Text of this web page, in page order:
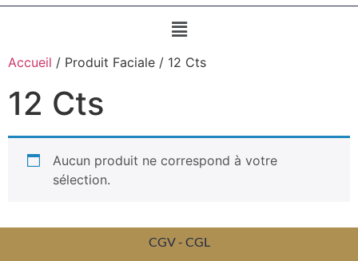
Accueil / Produit Faciale / 12 Cts
12 Cts
Aucun produit ne correspond à votre
sélection.
CGV - CGL